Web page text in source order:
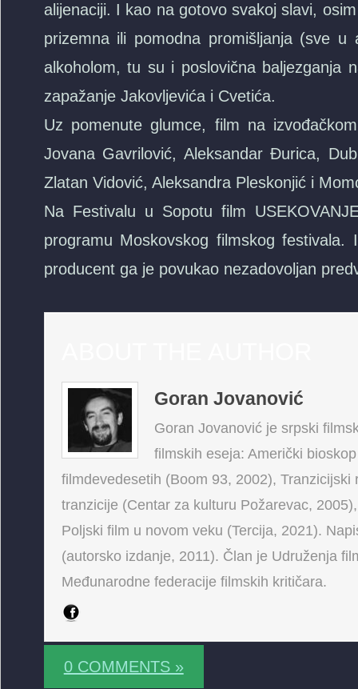
alijenaciji. I kao na gotovo svakoj slavi,
prizemna ili pomodna promišljanja (sve
alkoholom, tu su i poslovična
zapažanje Jakovljevića i Cvetića.
Uz pomenute glumce, film na
Jovana Gavrilović, Aleksandar Đurica,
Zlatan Vidović, Aleksandra Pleskonjić i
Na Festivalu u Sopotu film
programu Moskovskog filmskog
producent ga je povukao nezadovoljan
Goran Jovanović
Goran Jovanović je srpski
filmskih eseja: Američki
filmdevedesetih (Boom 93, 2002),
tranzicije (Centar za kulturu Požarevac,
Poljski film u novom veku (Tercija, 2021).
(autorsko izdanje, 2011). Član je Udruženja
Međunarodne federacije filmskih kritičara.
0 COMMENTS »